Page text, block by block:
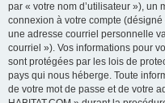
par « votre nom d’utilisateur »),
connexion à votre compte
une adresse courriel personnelle
courriel »). Vos informations pour
sont protégées par les lois de
pays qui nous héberge. Toute
de votre mot de passe et de votre